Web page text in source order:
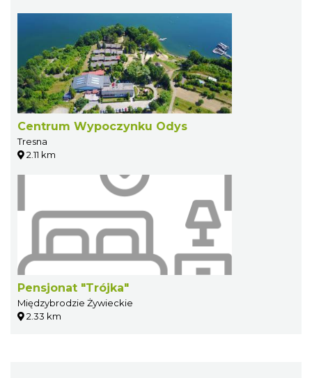
Centrum Wypoczynku Odys
Tresna
2.11 km
Pensjonat "Trójka"
Międzybrodzie Żywieckie
2.33 km